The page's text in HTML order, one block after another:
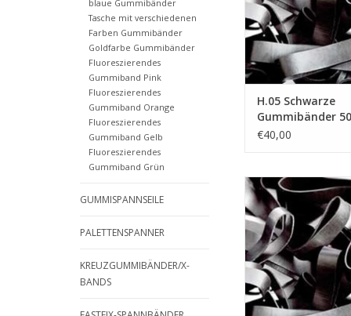
blaue Gummibänder
Tasche mit verschiedenen
Farben Gummibänder
Goldfarbe Gummibänder
Fluoreszierendes
Gummiband Pink
Fluoreszierendes
Gummiband Orange
Fluoreszierendes
Gummiband Gelb
Fluoreszierendes
Gummiband Grün
GUMMISPANNSEILE
PALETTENSPANNER
KREUZGUMMIBÄNDER/X-
BANDS
H.05 Schwarze
Gummibänder
Breite 10 mm
€40,00
Black H.10
Gummibänder 90
mm
ZUM WARENKORB